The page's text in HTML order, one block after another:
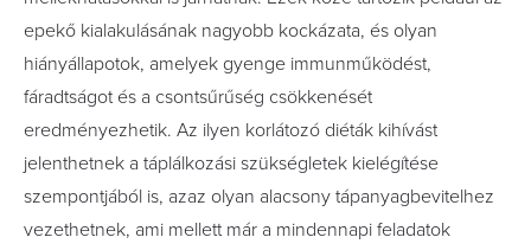
epekő kialakulásának nagyobb kockázata, és olyan
hiányállapotok, amelyek gyenge immunműködést,
fáradtságot és a csontsűrűség csökkenését
eredményezhetik. Az ilyen korlátozó diéták kihívást
jelenthetnek a táplálkozási szükségletek kielégítése
szempontjából is, azaz olyan alacsony tápanyagbevitelhez
vezethetnek, ami mellett már a mindennapi feladatok